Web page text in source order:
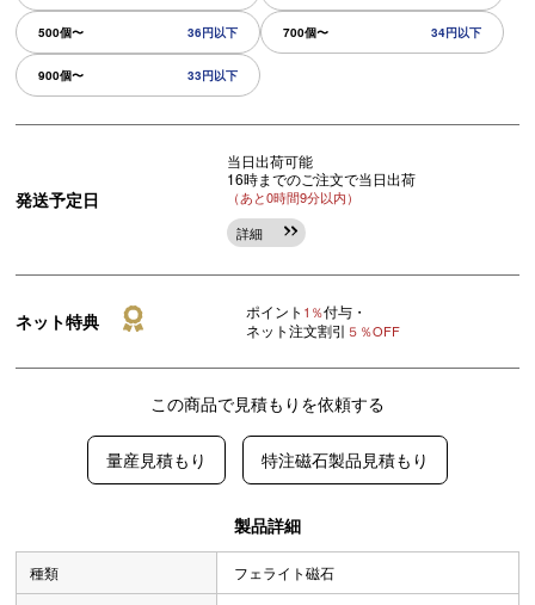
500個〜 36円以下 700個〜 34円以下
900個〜 33円以下
発送予定日
当日出荷可能
16時までのご注文で当日出荷
（あと0時間9分以内）
詳細
ネット特典 ポイント 1％付与・
ネット注文割引 ５％OFF
この商品で見積もりを依頼する
量産見積もり 特注磁石製品見積もり
製品詳細
種類 フェライト磁石